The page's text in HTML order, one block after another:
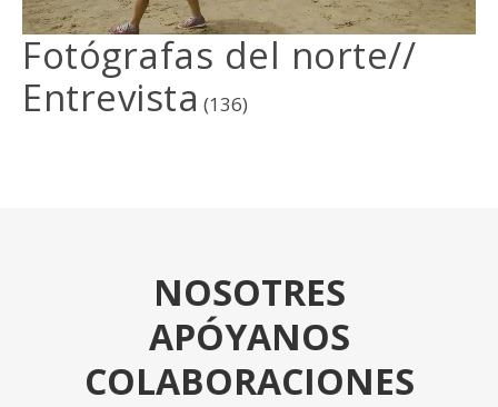
Fotógrafas del norte//
Entrevista (136)
NOSOTRES
APÓYANOS
COLABORACIONES